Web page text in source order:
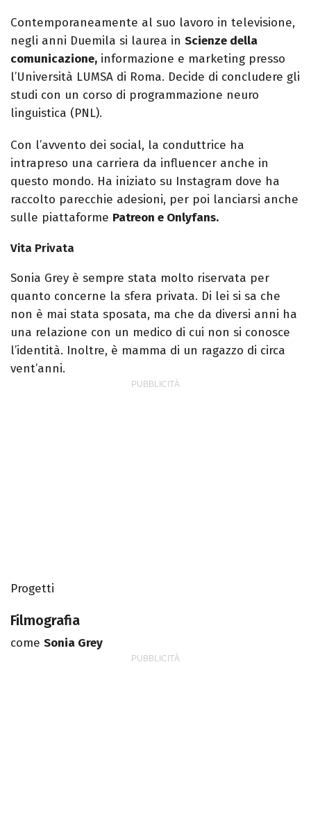
Contemporaneamente al suo lavoro in televisione,
negli anni Duemila si laurea in Scienze della
comunicazione, informazione e marketing presso
l’Università LUMSA di Roma. Decide di concludere gli
studi con un corso di programmazione neuro
linguistica (PNL).
Con l’avvento dei social, la conduttrice ha
intrapreso una carriera da influencer anche in
questo mondo. Ha iniziato su Instagram dove ha
raccolto parecchie adesioni, per poi lanciarsi anche
sulle piattaforme Patreon e Onlyfans.
Vita Privata
Sonia Grey è sempre stata molto riservata per
quanto concerne la sfera privata. Di lei si sa che
non è mai stata sposata, ma che da diversi anni ha
una relazione con un medico di cui non si conosce
l’identità. Inoltre, è mamma di un ragazzo di circa
vent’anni.
Progetti
Filmografia
come Sonia Grey